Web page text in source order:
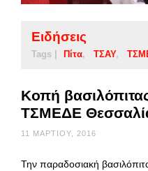
Ειδήσεις
Tags | Πίτα ΤΣΑΥ
Κοπή
ΤΣΜΕΔΕ
11 ΜΑΡΤΊΟΥ, 2016
Την παραδοσιακή